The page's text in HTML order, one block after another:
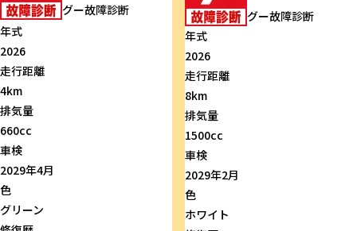
グー故障診断
年式
2026
走行距離
4km
排気量
660cc
車検
2029年4月
色
グリーン
グー故障診断
年式
2026
走行距離
8km
排気量
1500cc
車検
2029年2月
色
ホワイト